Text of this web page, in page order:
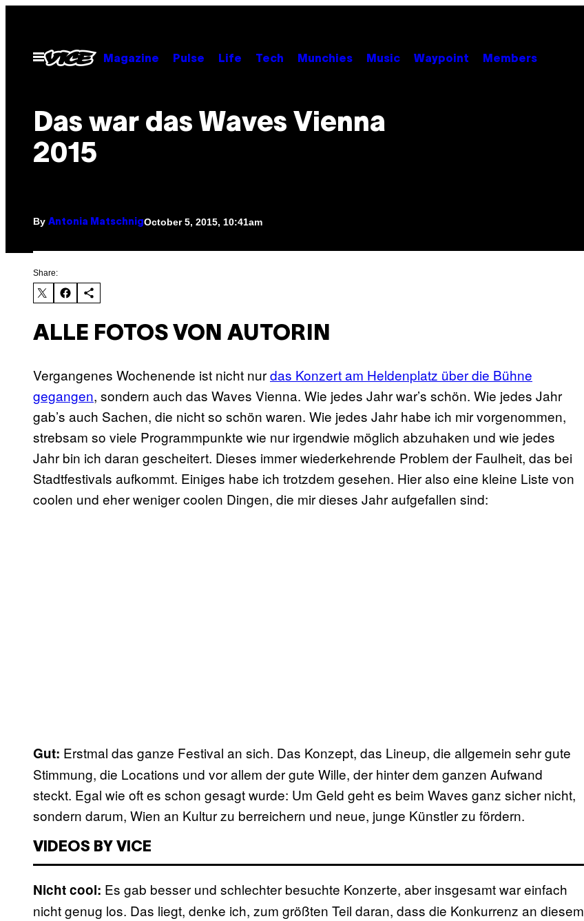
contentOpen
Menu
Magazine Pulse Life Tech Munchies Music Waypoint Members
Das war das Waves Vienna
2015
By Antonia Matschnig October 5, 2015, 10:41am
Share:
ALLE FOTOS VON AUTORIN
Vergangenes Wochenende ist nicht nurdas Konzert am Heldenplatz über die Bühne
gegangen, sondern auch das Waves Vienna. Wie jedes Jahr war’s schön. Wie jedes Jahr
gab’s auch Sachen, die nicht so schön waren. Wie jedes Jahr habe ich mir vorgenommen,
strebsam so viele Programmpunkte wie nur irgendwie möglich abzuhaken und wie jedes
Jahr bin ich daran gescheitert. Dieses immer wiederkehrende Problem der Faulheit, das bei
Stadtfestivals aufkommt. Einiges habe ich trotzdem gesehen. Hier also eine kleine Liste von
coolen und eher weniger coolen Dingen, die mir dieses Jahr aufgefallen sind:
Gut: Erstmal das ganze Festival an sich. Das Konzept, das Lineup, die allgemein sehr gute
Stimmung, die Locations und vor allem der gute Wille, der hinter dem ganzen Aufwand
steckt. Egal wie oft es schon gesagt wurde: Um Geld geht es beim Waves ganz sicher nicht,
sondern darum, Wien an Kultur zu berreichern und neue, junge Künstler zu fördern.
VIDEOS BY VICE
Nicht cool: Es gab besser und schlechter besuchte Konzerte, aber insgesamt war einfach
nicht genug los. Das liegt, denke ich, zum größten Teil daran, dass die Konkurrenz an diesem